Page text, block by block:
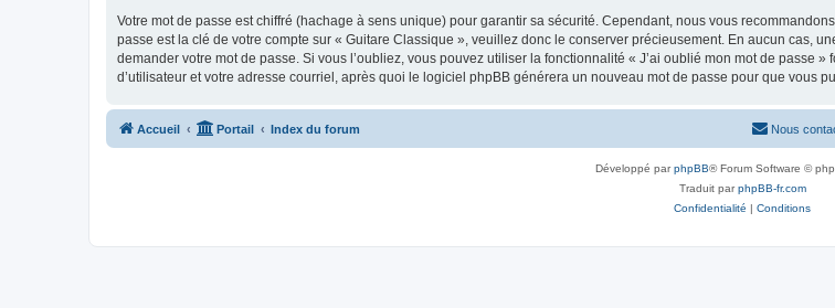
Votre mot de passe est chiffré (hachage à sens unique) pour garantir sa sécurité. Cependant, nous vous
passe est la clé de votre compte sur « Guitare Classique », veuillez donc le conserver précieusement. En aucun cas,
demander votre mot de passe. Si vous l’oubliez, vous pouvez utiliser la fonctionnalité « J’ai oublié mon mot de passe
d’utilisateur et votre adresse courriel, après quoi le logiciel phpBB générera un nouveau mot de passe pour que vous
Accueil Portail Index du forum Nous
Développé parphpBB® Forum Software ©
Traduit parphpBB-fr.com
Confidentialité | Conditions